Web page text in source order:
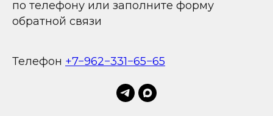
по телефону или заполните форму
обратной связи
Телефон +7−962−331−65−65